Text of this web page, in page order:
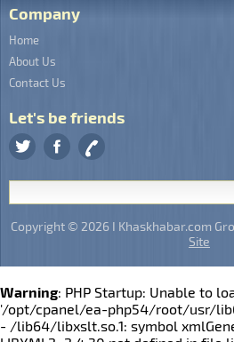
Company
Home
About Us
Contact Us
Let's be friends
Copyright © 2026 I Khaskhabar.com
Site
Warning: PHP Startup: Unable to
'/opt/cpanel/ea-php54/root/usr/
- /lib64/libxslt.so.1: symbol